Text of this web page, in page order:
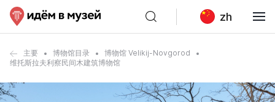
zh
主要 博物馆目录
博物馆 Velikij-Novgorod
维托斯拉夫利察民间木建筑博物馆